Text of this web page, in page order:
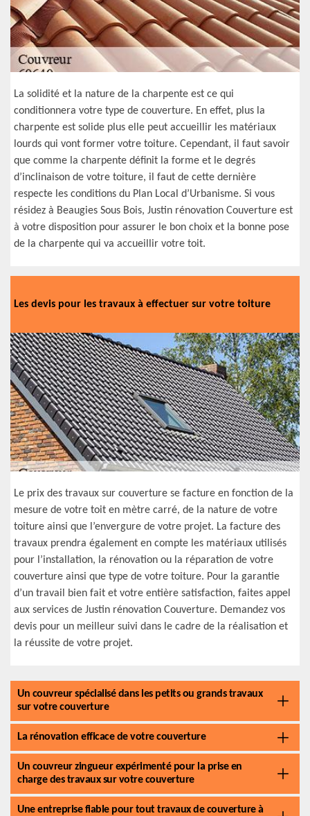
La solidité et la nature de la charpente est ce qui
conditionnera votre type de couverture. En effet, plus la
charpente est solide plus elle peut accueillir les matériaux
lourds qui vont former votre toiture. Cependant, il faut savoir
que comme la charpente définit la forme et le degrés
d’inclinaison de votre toiture, il faut de cette dernière
respecte les conditions du Plan Local d’Urbanisme. Si vous
résidez à Beaugies Sous Bois, Justin rénovation Couverture est
à votre disposition pour assurer le bon choix et la bonne pose
de la charpente qui va accueillir votre toit.
Les devis pour les travaux à effectuer sur votre toiture
Le prix des travaux sur couverture se facture en fonction de la
mesure de votre toit en mètre carré, de la nature de votre
toiture ainsi que l’envergure de votre projet. La facture des
travaux prendra également en compte les matériaux utilisés
pour l’installation, la rénovation ou la réparation de votre
couverture ainsi que type de votre toiture. Pour la garantie
d’un travail bien fait et votre entière satisfaction, faites appel
aux services de Justin rénovation Couverture. Demandez vos
devis pour un meilleur suivi dans le cadre de la réalisation et
la réussite de votre projet.
Un couvreur spécialisé dans les petits ou grands travaux
sur votre couverture
La rénovation efficace de votre couverture
Un couvreur zingueur expérimenté pour la prise en
charge des travaux sur votre couverture
Une entreprise fiable pour tout travaux de couverture à